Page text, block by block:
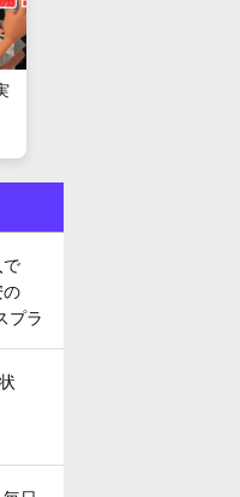
で
の
プラ
のか